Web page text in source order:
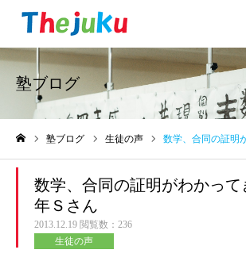
塾ブログ
塾ブログ 生徒の声 数学、合同の証明がわか
数学、合同の証明がわかって
年Ｓさん
2013.12.19 閲覧数：236
生徒の声